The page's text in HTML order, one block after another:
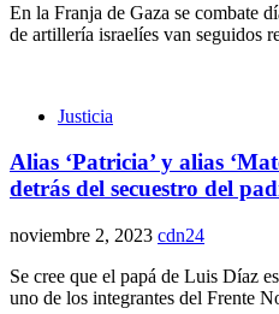
En la Franja de Gaza se combate
de artillería israelíes van seguidos
Justicia
Alias ‘Patricia’ y alias
detrás del secuestro del
noviembre 2, 2023 cdn24
Se cree que el papá de Luis Díaz
uno de los integrantes del Frente